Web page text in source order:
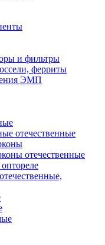
и фильтры
ферриты
ЭМП
отечественные
отечественные